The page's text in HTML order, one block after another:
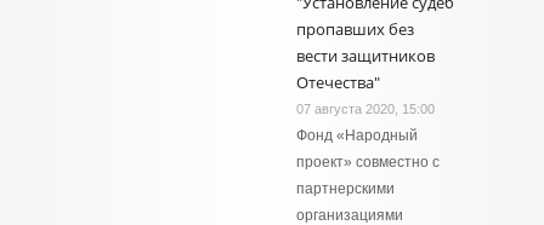
пропавших без
вести защитников
Отечества"
07 августа 2020, 15:00
Фонд «Народный
проект» совместно с
партнерскими
организациями